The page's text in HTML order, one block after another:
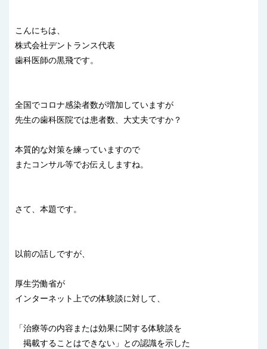
こんにちは、
株式会社デントランス代表
歯科医師の黒飛です。
全国でコロナ感染者数が増加していますが
先生の歯科医院では患者数、大丈夫ですか？
本質的な対策を練っていますので
またコンサル等でお伝えしますね。
さて、本題です。
以前の話しですが、
厚生労働省が
インターネット上での体験談に対して、
「治療等の内容または効果に関する体験談を
掲載することはできない」との認識を示した